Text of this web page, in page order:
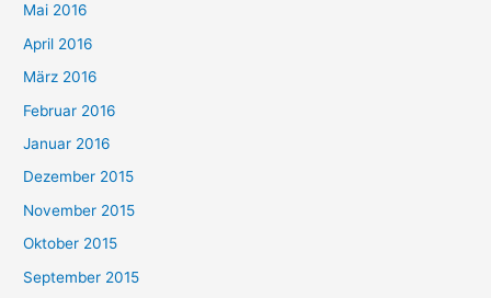
Mai 2016
April 2016
März 2016
Februar 2016
Januar 2016
Dezember 2015
November 2015
Oktober 2015
September 2015